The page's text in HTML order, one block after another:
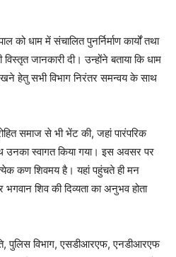
को धाम में संचालित पुनर्निर्माण कार्यों तथा
जानकारी दी। उन्होंने बताया कि धाम
हेतु सभी विभाग निरंतर समन्वय के साथ
समाज से भी भेंट की, जहां पारंपरिक
उनका स्वागत किया गया। इस अवसर पर
कण शिवमय है। यहां पहुंचते ही मन
शिव की दिव्यता का अनुभव होता
पुलिस विभाग, एसडीआरएफ, एनडीआरएफ